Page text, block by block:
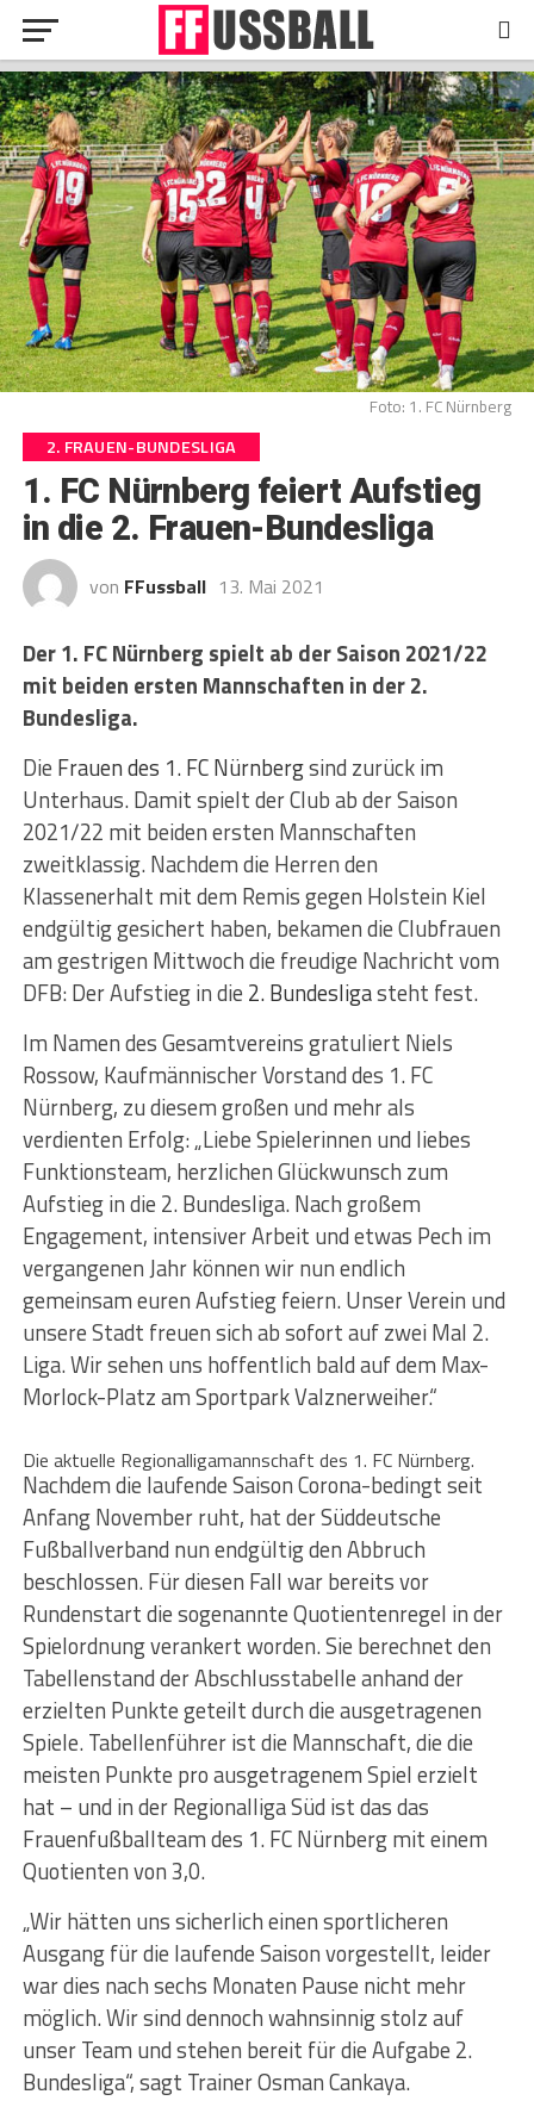
Foto: 1. FC Nürnberg
2. FRAUEN-BUNDESLIGA
1. FC Nürnberg feiert Aufstieg
in die 2. Frauen-Bundesliga
von FFussball 13. Mai 2021
Der 1. FC Nürnberg spielt ab der Saison 2021/22
mit beiden ersten Mannschaften in der 2.
Bundesliga.
Die Frauen des 1. FC Nürnbergsind zurück im
Unterhaus. Damit spielt der Club ab der Saison
2021/22 mit beiden ersten Mannschaften
zweitklassig. Nachdem die Herren den
Klassenerhalt mit dem Remis gegen Holstein Kiel
endgültig gesichert haben, bekamen die Clubfrauen
am gestrigen Mittwoch die freudige Nachricht vom
DFB: Der Aufstieg in die 2. Bundesligasteht fest.
Im Namen des Gesamtvereins gratuliert Niels
Rossow, Kaufmännischer Vorstand des 1. FC
Nürnberg, zu diesem großen und mehr als
verdienten Erfolg: „Liebe Spielerinnen und liebes
Funktionsteam, herzlichen Glückwunsch zum
Aufstieg in die 2. Bundesliga. Nach großem
Engagement, intensiver Arbeit und etwas Pech im
vergangenen Jahr können wir nun endlich
gemeinsam euren Aufstieg feiern. Unser Verein und
unsere Stadt freuen sich ab sofort auf zwei Mal 2.
Liga. Wir sehen uns hoffentlich bald auf dem Max-
Morlock-Platz am Sportpark Valznerweiher.“
Die aktuelle Regionalligamannschaft des 1. FC Nürnberg.
Nachdem die laufende Saison Corona-bedingt seit
Anfang November ruht, hat der Süddeutsche
Fußballverband nun endgültig den Abbruch
beschlossen. Für diesen Fall war bereits vor
Rundenstart die sogenannte Quotientenregel in der
Spielordnung verankert worden. Sie berechnet den
Tabellenstand der Abschlusstabelle anhand der
erzielten Punkte geteilt durch die ausgetragenen
Spiele. Tabellenführer ist die Mannschaft, die die
meisten Punkte pro ausgetragenem Spiel erzielt
hat – und in der Regionalliga Süd ist das das
Frauenfußballteam des 1. FC Nürnberg mit einem
Quotienten von 3,0.
„Wir hätten uns sicherlich einen sportlicheren
Ausgang für die laufende Saison vorgestellt, leider
war dies nach sechs Monaten Pause nicht mehr
möglich. Wir sind dennoch wahnsinnig stolz auf
unser Team und stehen bereit für die Aufgabe 2.
Bundesliga“, sagt Trainer Osman Cankaya.